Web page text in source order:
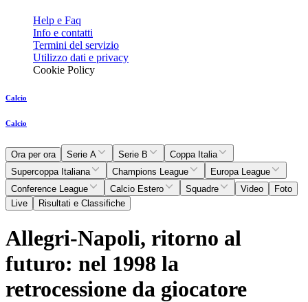
Help e Faq
Info e contatti
Termini del servizio
Utilizzo dati e privacy
Cookie Policy
Calcio
Calcio
Ora per ora Serie A Serie B
Coppa Italia
Supercoppa Italiana
Champions League
Europa League
Conference League
Calcio Estero Squadre Video
Foto
Live
Risultati e Classifiche
Allegri-Napoli, ritorno al
futuro: nel 1998 la
retrocessione da giocatore